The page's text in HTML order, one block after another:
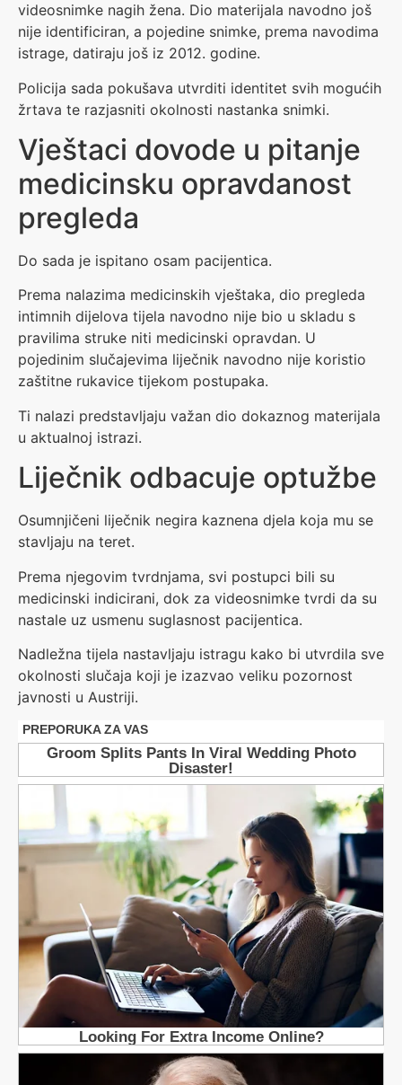
videosnimke nagih žena. Dio materijala navodno još
nije identificiran, a pojedine snimke, prema navodima
istrage, datiraju još iz 2012. godine.
Policija sada pokušava utvrditi identitet svih mogućih
žrtava te razjasniti okolnosti nastanka snimki.
Vještaci dovode u pitanje
medicinsku opravdanost
pregleda
Do sada je ispitano osam pacijentica.
Prema nalazima medicinskih vještaka, dio pregleda
intimnih dijelova tijela navodno nije bio u skladu s
pravilima struke niti medicinski opravdan. U
pojedinim slučajevima liječnik navodno nije koristio
zaštitne rukavice tijekom postupaka.
Ti nalazi predstavljaju važan dio dokaznog materijala
u aktualnoj istrazi.
Liječnik odbacuje optužbe
Osumnjičeni liječnik negira kaznena djela koja mu se
stavljaju na teret.
Prema njegovim tvrdnjama, svi postupci bili su
medicinski indicirani, dok za videosnimke tvrdi da su
nastale uz usmenu suglasnost pacijentica.
Nadležna tijela nastavljaju istragu kako bi utvrdila sve
okolnosti slučaja koji je izazvao veliku pozornost
javnosti u Austriji.